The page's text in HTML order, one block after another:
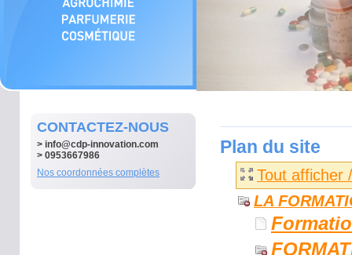
CONTACTEZ-NOUS
> info@cdp-innovation.com
> 0953667986
Nos coordonnées complètes
Plan du site
Tout afficher
LA